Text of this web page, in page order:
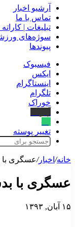
آرشیو اخبار
تماس‌ با‌ ما
تبلیغات | کاراته
سوژه‌های
پیوندها
فیسبوک
ایکس
اینستاگرام
تلگرام
خوراک
تغییر پوسته
خانه/ اخبار/عسگری
عسگری با
۱۵ آبان, ۱۳۹۳